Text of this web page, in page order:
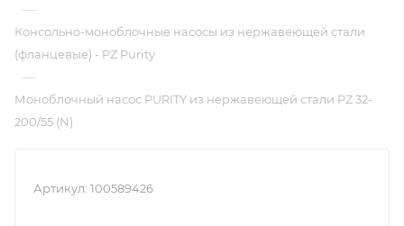
—
Консольно-моноблочные насосы из нержавеющей стали
(фланцевые) - PZ Purity
—
Моноблочный насос PURITY из нержавеющей стали PZ 32-
200/55 (N)
Артикул: 100589426